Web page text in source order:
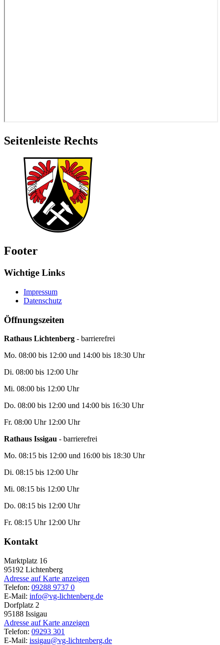
Seitenleiste Rechts
Footer
Wichtige Links
Impressum
Datenschutz
Öffnungszeiten
Rathaus Lichtenberg - barrierefrei
Mo. 08:00 bis 12:00 und 14:00 bis 18:30 Uhr
Di. 08:00 bis 12:00 Uhr
Mi. 08:00 bis 12:00 Uhr
Do. 08:00 bis 12:00 und 14:00 bis 16:30 Uhr
Fr. 08:00 Uhr 12:00 Uhr
Rathaus Issigau - barrierefrei
Mo. 08:15 bis 12:00 und 16:00 bis 18:30 Uhr
Di. 08:15 bis 12:00 Uhr
Mi. 08:15 bis 12:00 Uhr
Do. 08:15 bis 12:00 Uhr
Fr. 08:15 Uhr 12:00 Uhr
Kontakt
Marktplatz 16
95192 Lichtenberg
Adresse auf Karte anzeigen
Telefon: 09288 9737 0
E-Mail: info@vg-lichtenberg.de
Dorfplatz 2
95188 Issigau
Adresse auf Karte anzeigen
Telefon: 09293 301
E-Mail: issigau@vg-lichtenberg.de